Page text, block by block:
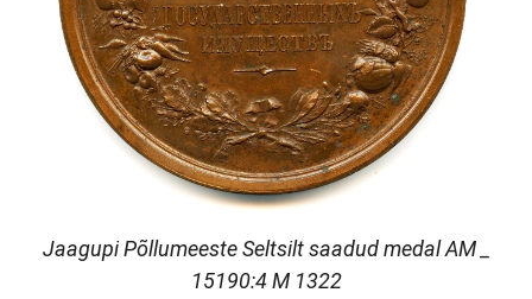
Jaagupi Põllumeeste Seltsilt saadud medal AM _
15190:4 M 1322